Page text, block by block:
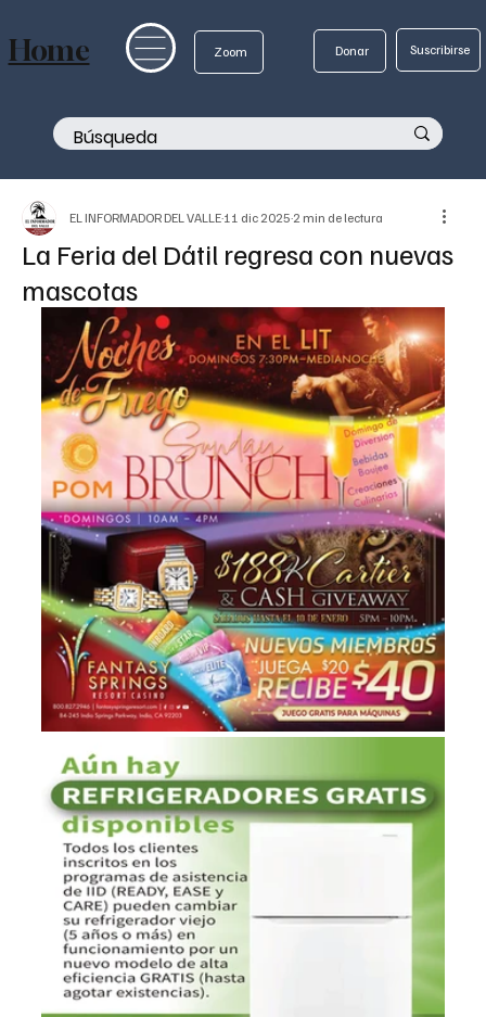
Zoom Donar Suscribirse
Home
La Feria del Dátil regresa con nuevas
mascotas
EL INFORMADOR DEL VALLE 11 dic 2025 2 min de lectura